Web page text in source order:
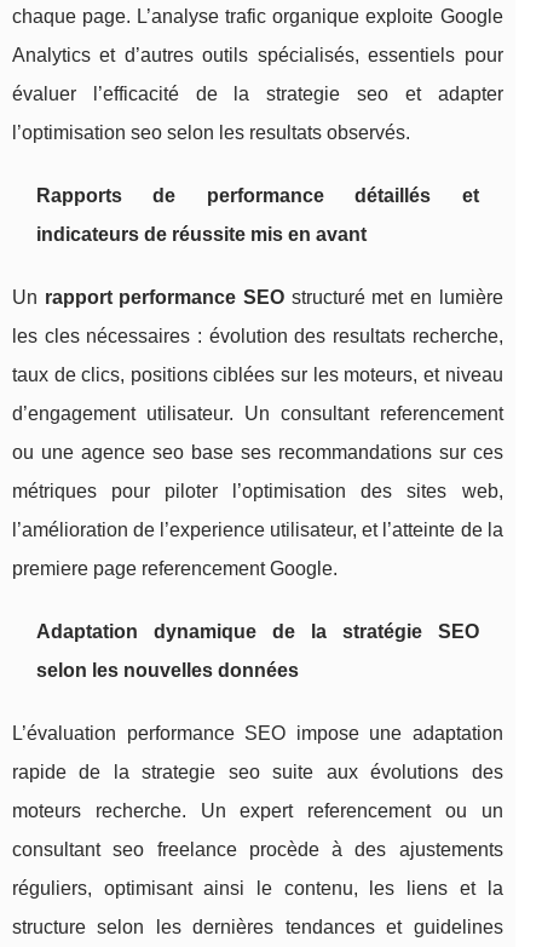
chaque page. L’analyse trafic organique exploite Google
Analytics et d’autres outils spécialisés, essentiels pour
évaluer l’efficacité de la strategie seo et adapter
l’optimisation seo selon les resultats observés.
Rapports de performance détaillés et
indicateurs de réussite mis en avant
Un rapport performance SEOstructuré met en lumière
les cles nécessaires : évolution des resultats recherche,
taux de clics, positions ciblées sur les moteurs, et niveau
d’engagement utilisateur. Un consultant referencement
ou une agence seo base ses recommandations sur ces
métriques pour piloter l’optimisation des sites web,
l’amélioration de l’experience utilisateur, et l’atteinte de la
premiere page referencement Google.
Adaptation dynamique de la stratégie SEO
selon les nouvelles données
L’évaluation performance SEO impose une adaptation
rapide de la strategie seo suite aux évolutions des
moteurs recherche. Un expert referencement ou un
consultant seo freelance procède à des ajustements
réguliers, optimisant ainsi le contenu, les liens et la
structure selon les dernières tendances et guidelines